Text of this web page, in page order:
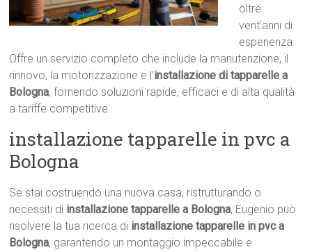
oltre
vent’anni di
esperienza.
Offre un servizio completo che include la manutenzione, il
rinnovo, la motorizzazione e l’installazione di tapparelle a
Bologna, fornendo soluzioni rapide, efficaci e di alta qualità
a tariffe competitive.
installazione tapparelle in pvc a
Bologna
Se stai costruendo una nuova casa, ristrutturando o
necessiti di installazione tapparelle a Bologna, Eugenio può
risolvere la tua ricerca di installazione tapparelle in pvc a
Bologna, garantendo un montaggio impeccabile e